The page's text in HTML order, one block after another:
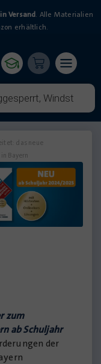
Versand. Alle Materialien
erhältlich.
das neue
Bayern
zum
ab Schuljahr
der